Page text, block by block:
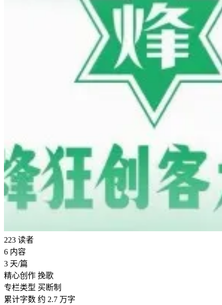
223 读者
6 内容
3 天/篇
精心创作 挽歌
专栏类型 买断制
累计字数 约 2.7 万字